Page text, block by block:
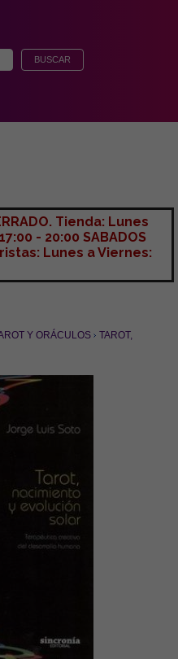
Tienda: Lunes
- 20:00 SABADOS
Lunes a Viernes:
Y ORÁCULOS
TAROT,